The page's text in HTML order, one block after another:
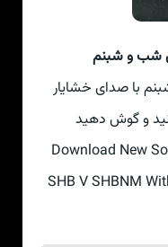
شب و شبنم
با صدای خشایار
و گوش دهید
Download New
SHB V SHBNM